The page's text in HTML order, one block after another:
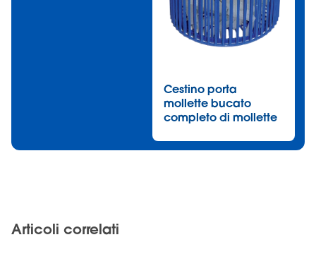
Cestino porta
mollette bucato
completo di mollette
Articoli correlati